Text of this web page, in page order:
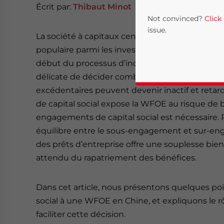
Écrit par: Thibaut Minot
La société à capitaux cent pour cent
populaire parmi les investisseurs étrangers
début du processus d’incorporation d’une
délicate de décider combien de capital social
excédentaires peuvent devenir inactif et
de capital social expose la WFOE au risque
engagements de capital social est
équilibre entre le sous-engagement et sur-
des prêts d’entreprise offre une souplesse
attendu du rapatriement des bénéfices.
Dans cet article, nous présentons quelques
social à une WFOE en Chine, et expliquons le
faciliter cette décision.
Not convinced? Click
issue.
Yes, I have read the
- case